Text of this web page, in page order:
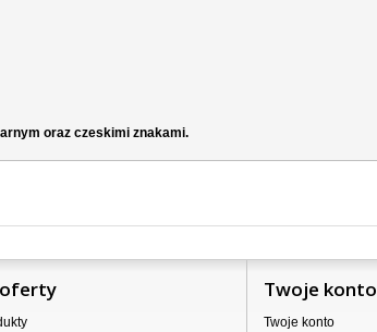
oraz czeskimi znakami.
Twoje konto
Twoje konto